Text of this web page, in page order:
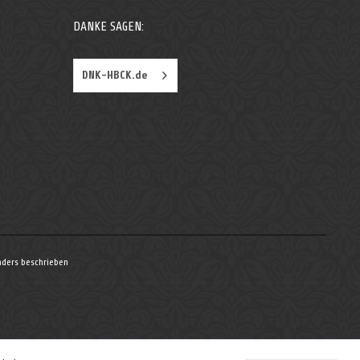
DANKE SAGEN:
DNK-HBCK.de
beschrieben